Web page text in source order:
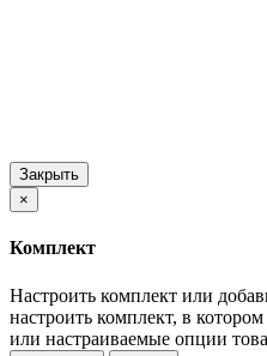
Закрыть
×
Комплект
Настроить комплект или
настроить комплект, в
или настраиваемые опции